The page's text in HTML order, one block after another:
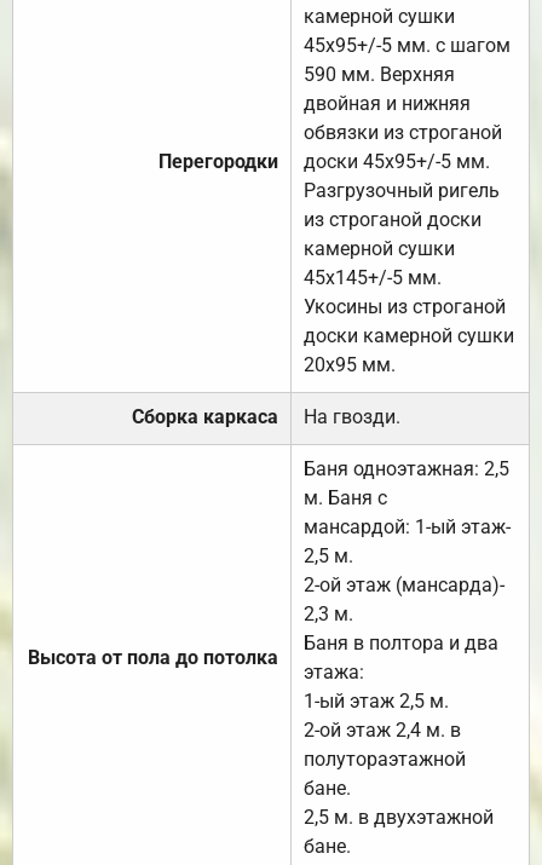
Перегородки
камерной сушки
45х95+/-5 мм. с шагом
590 мм. Верхняя
двойная и нижняя
обвязки из строганой
доски 45х95+/-5 мм.
Разгрузочный ригель
из строганой доски
камерной сушки
45х145+/-5 мм.
Укосины из строганой
доски камерной сушки
20х95 мм.
Сборка каркаса На гвозди.
Высота от пола до потолка
Баня одноэтажная: 2,5
м. Баня с
мансардой: 1-ый этаж-
2,5 м.
2-ой этаж (мансарда)-
2,3 м.
Баня в полтора и два
этажа:
1-ый этаж 2,5 м.
2-ой этаж 2,4 м. в
полутораэтажной
бане.
2,5 м. в двухэтажной
бане.